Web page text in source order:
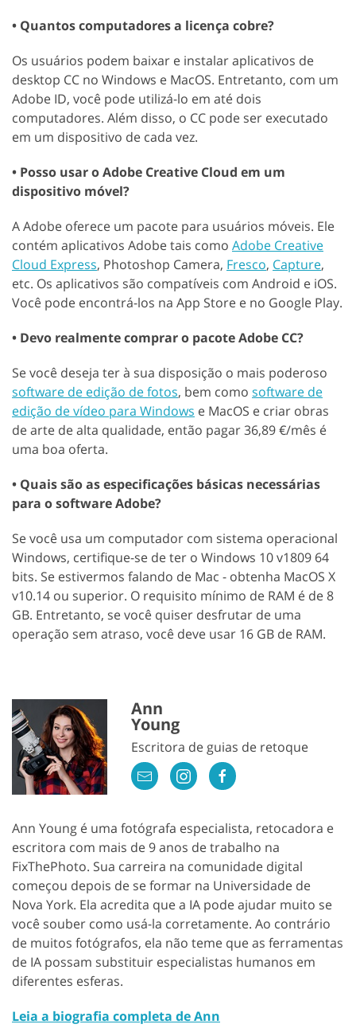
• Quantos computadores a licença cobre?
Os usuários podem baixar e instalar aplicativos de
desktop CC no Windows e MacOS. Entretanto, com um
Adobe ID, você pode utilizá-lo em até dois
computadores. Além disso, o CC pode ser executado
em um dispositivo de cada vez.
• Posso usar o Adobe Creative Cloud em um
dispositivo móvel?
A Adobe oferece um pacote para usuários móveis. Ele
contém aplicativos Adobe tais como Adobe Creative
Cloud Express, Photoshop Camera, Fresco, Capture,
etc. Os aplicativos são compatíveis com Android e iOS.
Você pode encontrá-los na App Store e no Google Play.
• Devo realmente comprar o pacote Adobe CC?
Se você deseja ter à sua disposição o mais poderoso
software de edição de fotos, bem como software de
edição de vídeo para Windows e MacOS e criar obras
de arte de alta qualidade, então pagar 36,89 €/mês é
uma boa oferta.
• Quais são as especificações básicas necessárias
para o software Adobe?
Se você usa um computador com sistema operacional
Windows, certifique-se de ter o Windows 10 v1809 64
bits. Se estivermos falando de Mac - obtenha MacOS X
v10.14 ou superior. O requisito mínimo de RAM é de 8
GB. Entretanto, se você quiser desfrutar de uma
operação sem atraso, você deve usar 16 GB de RAM.
Ann
Young
Escritora de guias de retoque
Ann Young é uma fotógrafa especialista, retocadora e
escritora com mais de 9 anos de trabalho na
FixThePhoto. Sua carreira na comunidade digital
começou depois de se formar na Universidade de
Nova York. Ela acredita que a IA pode ajudar muito se
você souber como usá-la corretamente. Ao contrário
de muitos fotógrafos, ela não teme que as ferramentas
de IA possam substituir especialistas humanos em
diferentes esferas.
Leia a biografia completa de Ann